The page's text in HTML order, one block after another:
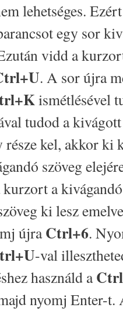
lehetséges.
egy sor
vidd a
. A sor újra
ismétlésével
tudod a
része kel, akkor ki
szöveg
a
ki lesz
újraCtrl+6.
-val
használd a
nyomj Enter-